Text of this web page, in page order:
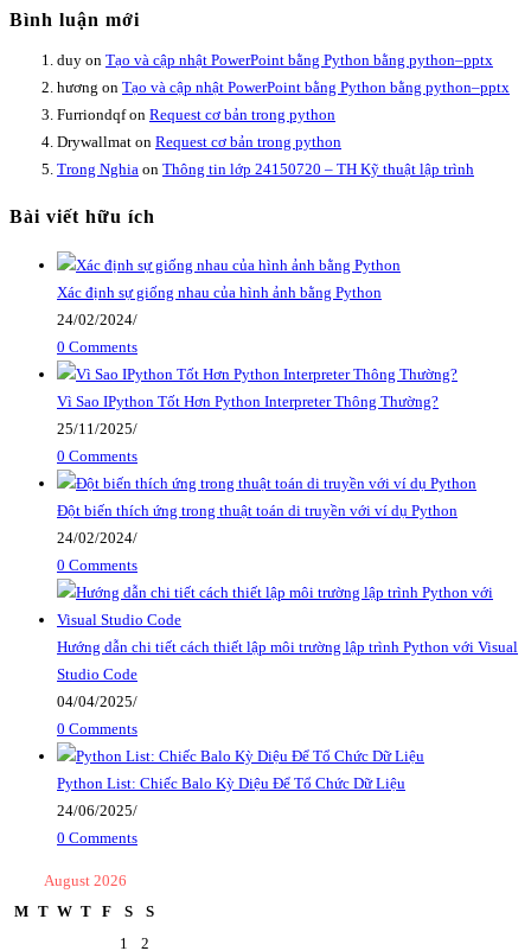
Bình luận mới
duy on Tạo và cập nhật PowerPoint bằng Python bằng python–pptx
hương on Tạo và cập nhật PowerPoint bằng Python bằng python–pptx
Furriondqfon Request cơ bản trong python
Drywallmat on Request cơ bản trong python
Trong Nghia on Thông tin lớp 24150720 – TH Kỹ thuật lập trình
Bài viết hữu ích
Xác định sự giống nhau của hình ảnh bằng Python
24/02/2024/
0 Comments
Vì Sao IPython Tốt Hơn Python Interpreter Thông Thường?
25/11/2025/
0 Comments
Đột biến thích ứng trong thuật toán di truyền với ví dụ Python
24/02/2024/
0 Comments
Hướng dẫn chi tiết cách thiết lập môi trường lập trình Python với Visual
Studio Code
04/04/2025/
0 Comments
Python List: Chiếc Balo Kỳ Diệu Để Tổ Chức Dữ Liệu
24/06/2025/
0 Comments
August 2026
M T W T F S
S
1
2